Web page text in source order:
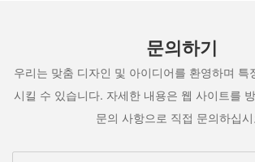
문의하기
우리는 맞춤 디자인 및 아이디어를 환영하며 특
시킬 수 있습니다. 자세한 내용은 웹 사이트를
문의 사항으로 직접 문의하십